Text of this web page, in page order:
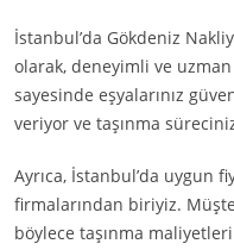
İstanbul’da Gökdeniz
olarak, deneyimli ve
sayesinde eşyalarınız
veriyor ve taşınma
Ayrıca, İstanbul’da
firmalarından biriyiz.
böylece taşınma